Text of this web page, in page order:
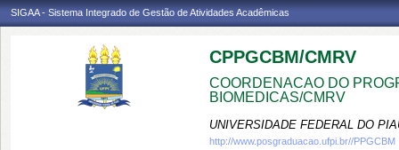
SIGAA - Sistema Integrado de Gestão de Atividades Acadêmicas
CPPGCBM/CMRV
COORDENACAO DO
BIOMEDICAS/CMRV
UNIVERSIDADE FEDERAL DO
http://www.posgraduacao.ufpi.br//PPGCBM